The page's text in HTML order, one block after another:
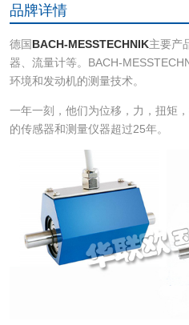
品牌详情
德国BACH-MESSTECHNIK主要产
器、流量计等。BACH-
环境和发动机的测量技术。
一年一刻，他们为位移，力，扭矩
的传感器和测量仪器超过25年。